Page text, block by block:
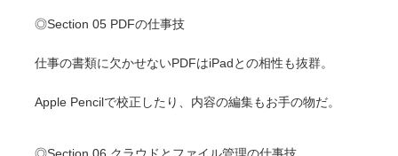
◎Section 05 PDFの仕事技
仕事の書類に欠かせないPDFはiPadとの相性も抜群。
Apple Pencilで校正したり、内容の編集もお手の物だ。
◎Section 06 クラウドとファイル管理の仕事技